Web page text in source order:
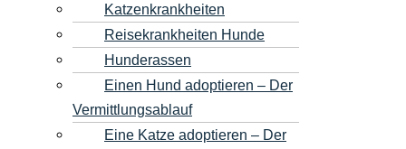
Katzenkrankheiten
Reisekrankheiten Hunde
Hunderassen
Einen Hund adoptieren – Der
Vermittlungsablauf
Eine Katze adoptieren – Der